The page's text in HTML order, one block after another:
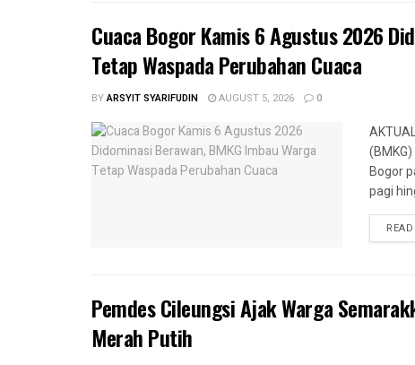
Cuaca Bogor Kamis 6 Agustus 2026
Tetap Waspada Perubahan Cuaca
BYARSYIT SYARIFUDIN AUGUST 5, 2026 0
Bogor
pagi
Pemdes Cileungsi Ajak Warga
Merah Putih